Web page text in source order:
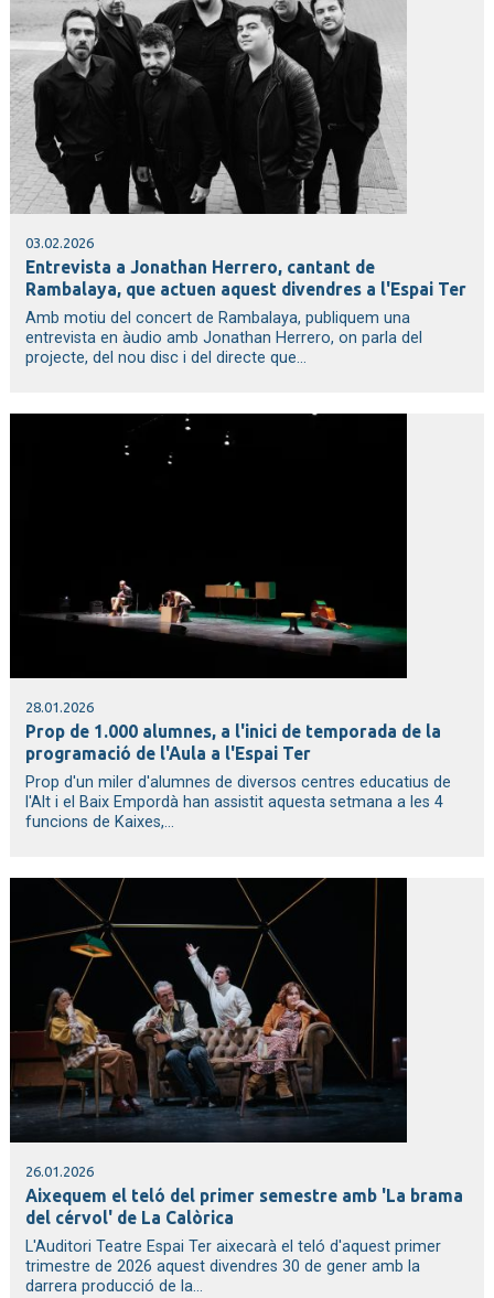
03.02.2026
Entrevista a Jonathan Herrero, cantant de
Rambalaya, que actuen aquest divendres a l'Espai Ter
Amb motiu del concert de Rambalaya, publiquem una
entrevista en àudio amb Jonathan Herrero, on parla del
projecte, del nou disc i del directe que...
28.01.2026
Prop de 1.000 alumnes, a l'inici de temporada de la
programació de l'Aula a l'Espai Ter
Prop d'un miler d'alumnes de diversos centres educatius de
l'Alt i el Baix Empordà han assistit aquesta setmana a les 4
funcions de Kaixes,...
26.01.2026
Aixequem el teló del primer semestre amb 'La brama
del cérvol' de La Calòrica
L'Auditori Teatre Espai Ter aixecarà el teló d'aquest primer
trimestre de 2026 aquest divendres 30 de gener amb la
darrera producció de la...